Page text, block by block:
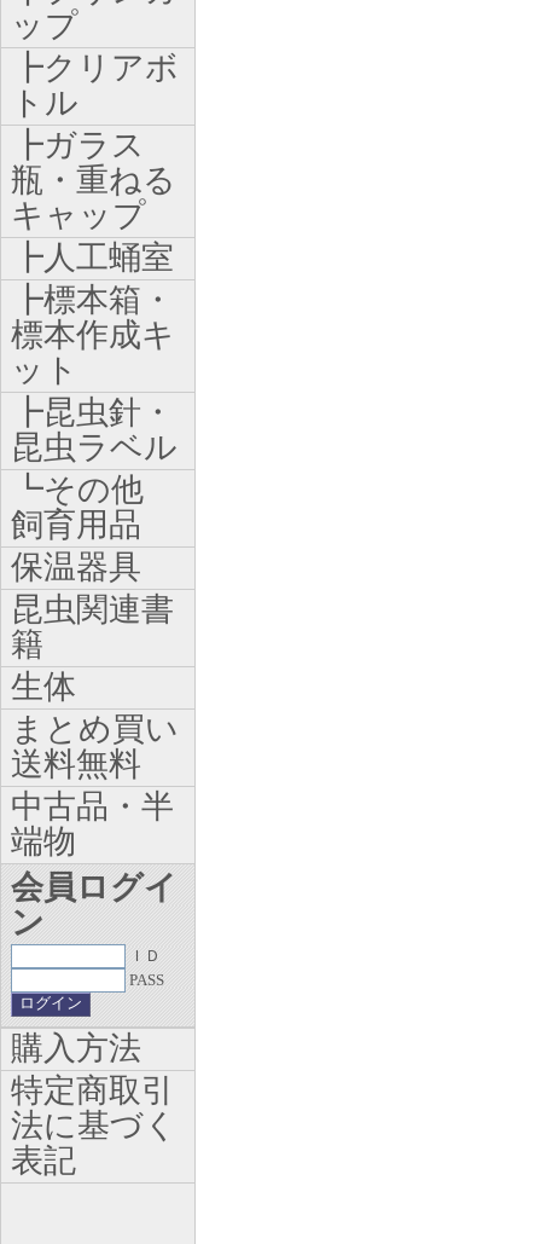
ップ
┣クリアボ
トル
┣ガラス
瓶・重ねる
キャップ
┣人工蛹室
┣標本箱・
標本作成キ
ット
┣昆虫針・
昆虫ラベル
┗その他
飼育用品
保温器具
昆虫関連書
籍
生体
まとめ買い
送料無料
中古品・半
端物
会員ログイ
ン
ＩＤ
PASS
購入方法
特定商取引
法に基づく
表記